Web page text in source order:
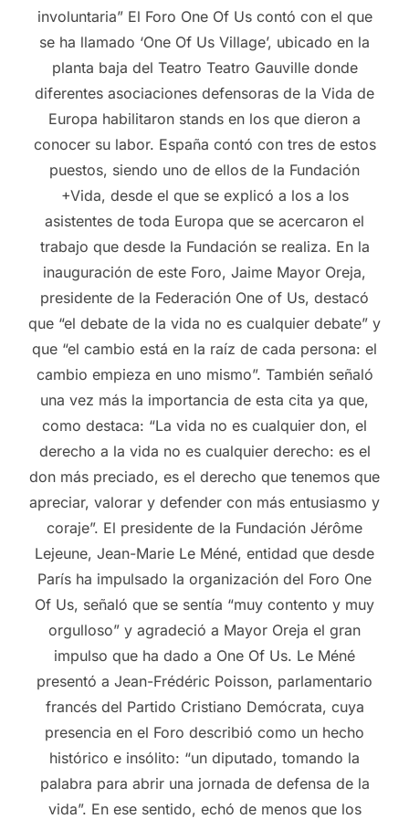
involuntaria” El Foro One Of Us contó con el que
se ha llamado ‘One Of Us Village’, ubicado en la
planta baja del Teatro Teatro Gauville donde
diferentes asociaciones defensoras de la Vida de
Europa habilitaron stands en los que dieron a
conocer su labor. España contó con tres de estos
puestos, siendo uno de ellos de la Fundación
+Vida, desde el que se explicó a los a los
asistentes de toda Europa que se acercaron el
trabajo que desde la Fundación se realiza. En la
inauguración de este Foro, Jaime Mayor Oreja,
presidente de la Federación One of Us, destacó
que “el debate de la vida no es cualquier debate” y
que “el cambio está en la raíz de cada persona: el
cambio empieza en uno mismo”. También señaló
una vez más la importancia de esta cita ya que,
como destaca: “La vida no es cualquier don, el
derecho a la vida no es cualquier derecho: es el
don más preciado, es el derecho que tenemos que
apreciar, valorar y defender con más entusiasmo y
coraje”. El presidente de la Fundación Jérôme
Lejeune, Jean-Marie Le Méné, entidad que desde
París ha impulsado la organización del Foro One
Of Us, señaló que se sentía “muy contento y muy
orgulloso” y agradeció a Mayor Oreja el gran
impulso que ha dado a One Of Us. Le Méné
presentó a Jean-Frédéric Poisson, parlamentario
francés del Partido Cristiano Demócrata, cuya
presencia en el Foro describió como un hecho
histórico e insólito: “un diputado, tomando la
palabra para abrir una jornada de defensa de la
vida”. En ese sentido, echó de menos que los